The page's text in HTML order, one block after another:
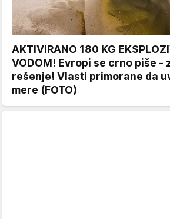
AKTIVIRANO 180 KG
VODOM! Evropi se crno piše -
rešenje! Vlasti primorane da
mere (FOTO)